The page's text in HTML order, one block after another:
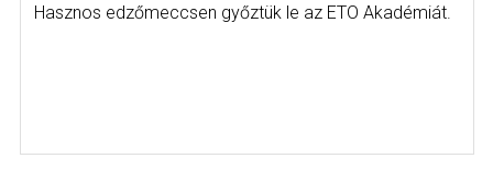
Hasznos edzőmeccsen győztük le az ETO Akadémiát.